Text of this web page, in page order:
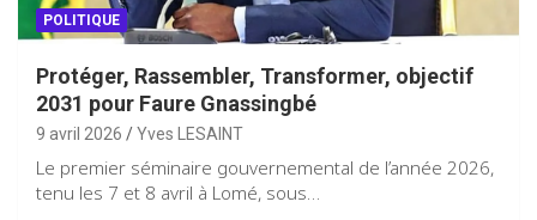
POLITIQUE
Protéger, Rassembler, Transformer, objectif
2031 pour Faure Gnassingbé
9 avril 2026 Yves LESAINT
Le premier séminaire gouvernemental de l’année 2026,
tenu les 7 et 8 avril à Lomé, sous…